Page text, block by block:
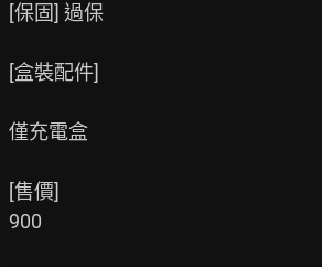
[保固] 過保
[盒裝配件]
僅充電盒
[售價]
900